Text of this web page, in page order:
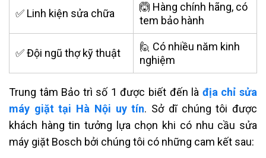
✅ Linh kiện sửa chữa
🙆 Hàng chính hãng, có
tem bảo hành
✅ Đội ngũ thợ kỹ thuật
🙋 Có nhiều năm kinh
nghiệm
Trung tâm Bảo trì số 1 được biết đến là địa chỉ sửa
máy giặt tại Hà Nội uy tín. Sở dĩ chúng tôi được
khách hàng tin tưởng lựa chọn khi có nhu cầu sửa
máy giặt Bosch bởi chúng tôi có những cam kết sau: